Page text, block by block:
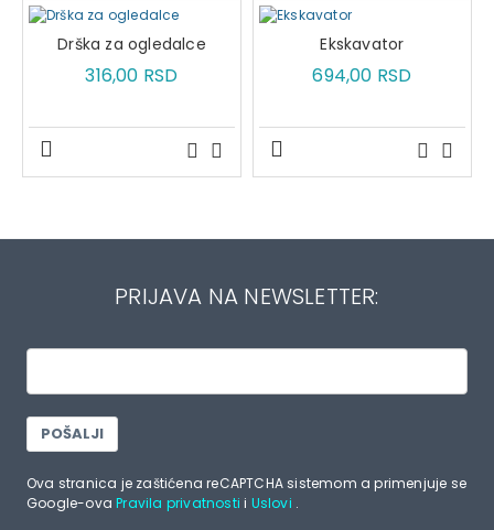
Drška za ogledalce
316,00 RSD
Ekskavator
694,00 RSD
PRIJAVA NA NEWSLETTER:
POŠALJI
Ova stranica je zaštićena reCAPTCHA sistemom a primenjuje se
Google-ovaPravila privatnosti i Uslovi .